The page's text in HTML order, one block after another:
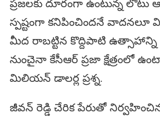
స్పష్టంగా కనిపించిందనే వాదనలూ
మీద రాబట్టిన కొద్దిపాటి ఉత్సాహాన్ని
నుంచైనా కేసీఆర్‌ ప్రజా క్షేత్రంలో
మిలియన్ డాలర్ల ప్రశ్న.
జీవన్ రెడ్డి చేరిక పేరుతో